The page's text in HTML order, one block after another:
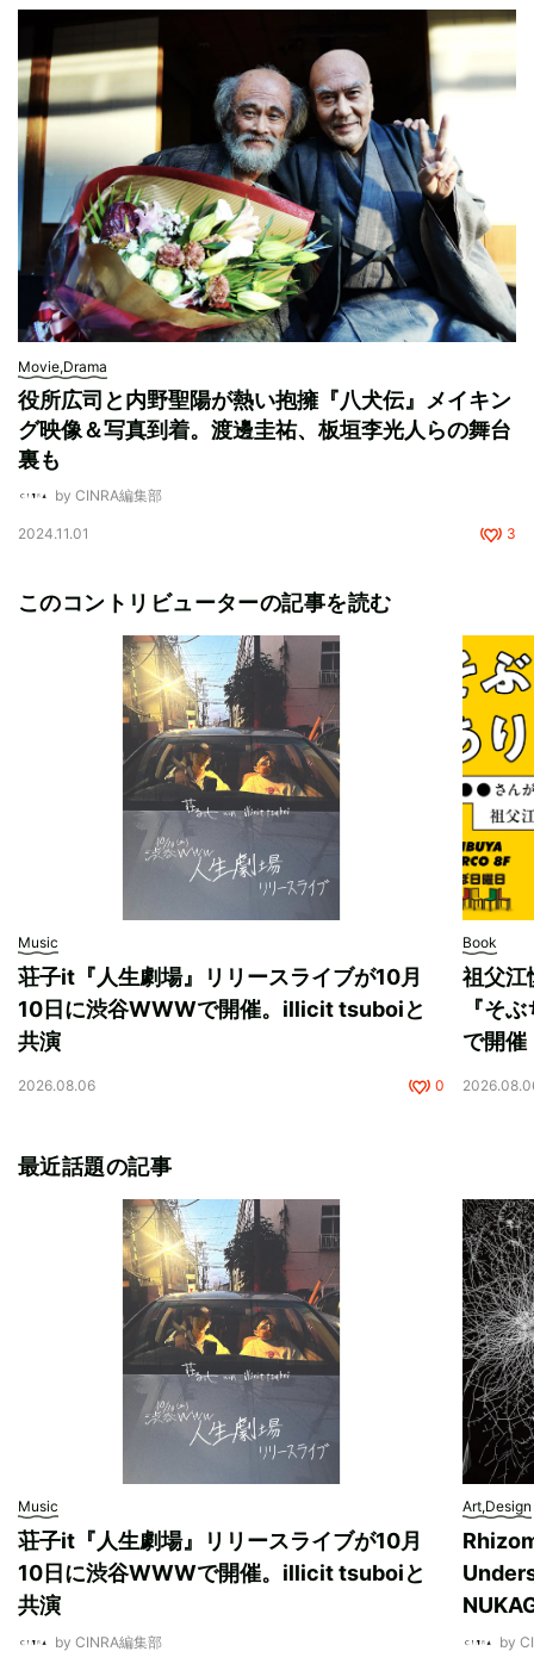
Movie,Drama
役所広司と内野聖陽が熱い抱擁『八犬伝』メイキン
グ映像＆写真到着。渡邊圭祐、板垣李光人らの舞台
裏も
by CINRA編集部
2024.11.01 3
このコントリビューターの記事を読む
Music
荘子it『人生劇場』リリースライブが10月
10日に渋谷WWWで開催。illicit tsuboiと
共演
2026.08.06 0
Book
祖父江
『そ
で開催
最近話題の記事
Music
荘子it『人生劇場』リリースライブが10月
10日に渋谷WWWで開催。illicit tsuboiと
共演
by CINRA編集部
Art,Design
by